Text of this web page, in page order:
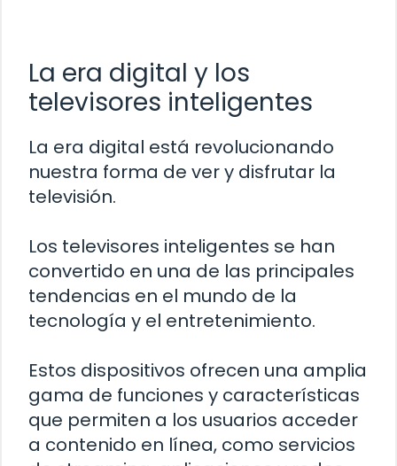
La era digital y los
televisores inteligentes
La era digital está revolucionando
nuestra forma de ver y disfrutar la
televisión.
Los televisores inteligentes se han
convertido en una de las principales
tendencias en el mundo de la
tecnología y el entretenimiento.
Estos dispositivos ofrecen una amplia
gama de funciones y características
que permiten a los usuarios acceder
a contenido en línea, como servicios